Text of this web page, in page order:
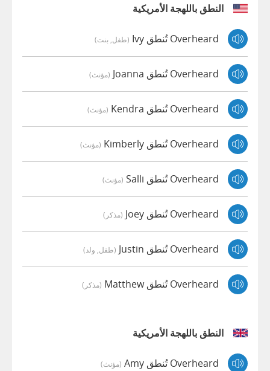
النطق باللهجة الأمريكية
Overheard تُنطق Ivy (طفل, بنت)
Overheard تُنطق Joanna (مؤنث)
Overheard تُنطق Kendra (مؤنث)
Overheard تُنطق Kimberly (مؤنث)
Overheard تُنطق Salli (مؤنث)
Overheard تُنطق Joey (مذكر)
Overheard تُنطق Justin (طفل, ولد)
Overheard تُنطق Matthew (مذكر)
النطق باللهجة الأمريكية
Overheard تُنطق Amy (مؤنث)